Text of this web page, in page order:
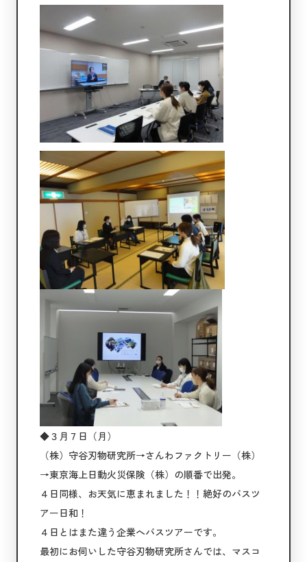
◆３月７日（月）
（株）守谷刃物研究所→さんわファクトリー（株）
→東京海上日動火災保険（株）の順番で出発。
４日同様、お天気に恵まれました！！絶好のバスツ
アー日和！
４日とはまた違う企業へバスツアーです。
最初にお伺いした守谷刃物研究所さんでは、マスコ